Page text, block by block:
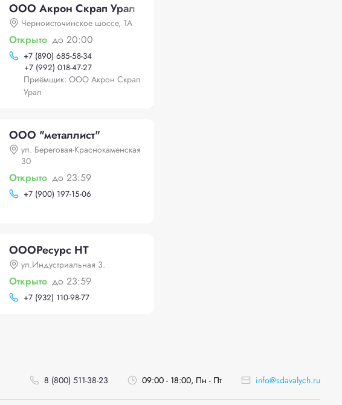
ООО Акрон Скрап Урал
Черноисточинское шоссе, 1А
Открыто до 20:00
+7 (890) 685-58-34
+7 (992) 018-47-27
Приёмщик: ООО Акрон Скрап
Урал
ООО "металлист"
ул. Береговая-Краснокаменская
30
Открыто до 23:59
+7 (900) 197-15-06
ОООРесурс НТ
ул.Индустриальная 3.
Открыто до 23:59
+7 (932) 110-98-77
8 (800) 511-38-23 09:00 - 18:00, Пн - Пт info@sdavalych.ru